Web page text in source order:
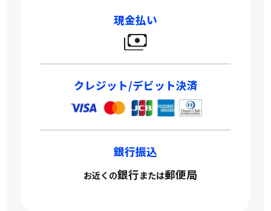
現金払い
クレジット/デビット決済
銀行振込
お近くの銀行または郵便局